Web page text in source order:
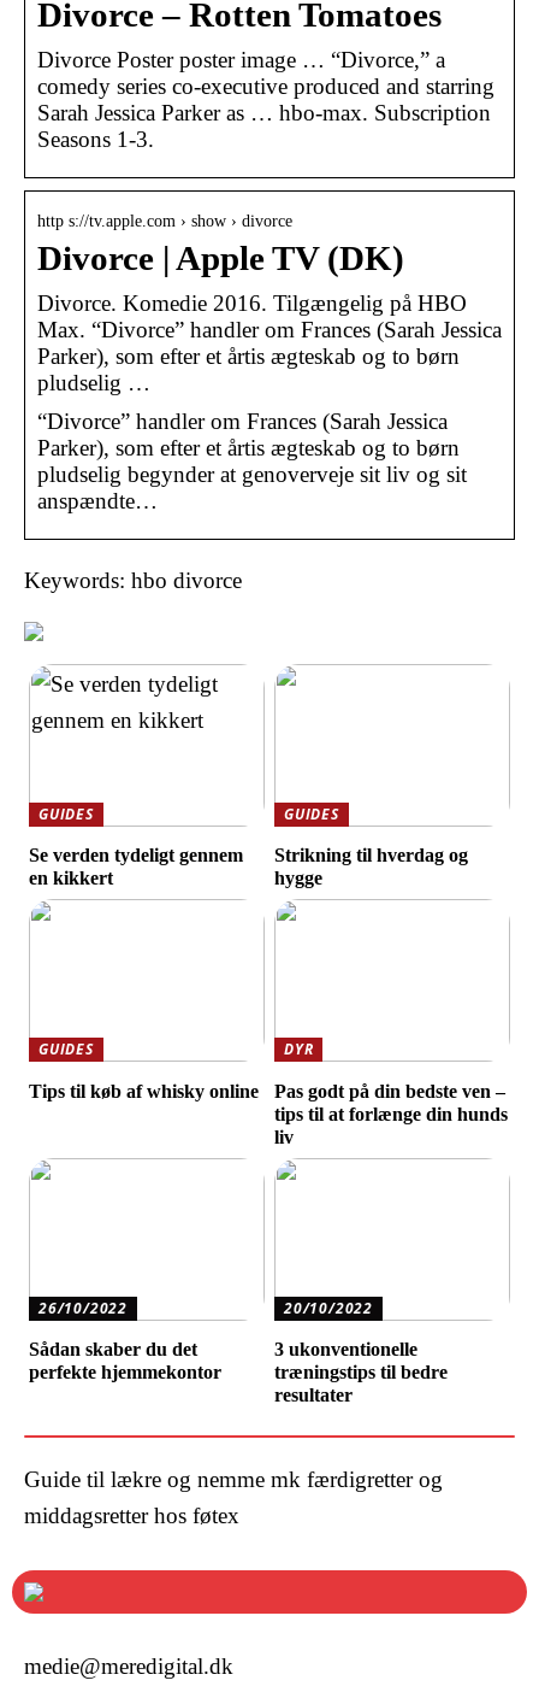
Divorce – Rotten Tomatoes
Divorce Poster poster image … “Divorce,” a
comedy series co-executive produced and starring
Sarah Jessica Parker as … hbo-max. Subscription
Seasons 1-3.
http s://tv.apple.com › show › divorce
Divorce | Apple TV (DK)
Divorce. Komedie 2016. Tilgængelig på HBO
Max. “Divorce” handler om Frances (Sarah Jessica
Parker), som efter et årtis ægteskab og to børn
pludselig …
“Divorce” handler om Frances (Sarah Jessica
Parker), som efter et årtis ægteskab og to børn
pludselig begynder at genoverveje sit liv og sit
anspændte…
Keywords: hbo divorce
GUIDES
Se verden tydeligt gennem
en kikkert
GUIDES
Strikning til hverdag og
hygge
GUIDES
Tips til køb af whisky online
DYR
Pas godt på din bedste ven –
tips til at forlænge din hunds
liv
26/10/2022
Sådan skaber du det
perfekte hjemmekontor
20/10/2022
3 ukonventionelle
træningstips til bedre
resultater
Guide til lækre og nemme mk færdigretter og
middagsretter hos føtex
medie@meredigital.dk